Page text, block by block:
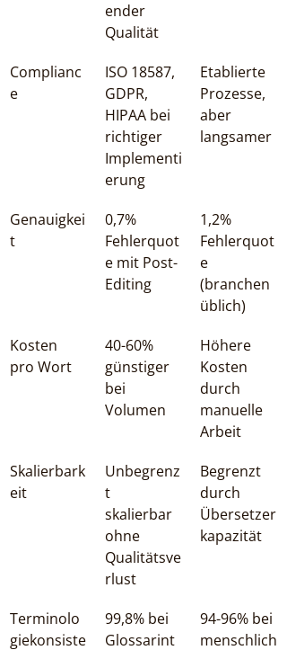
ender
Qualität
Complianc
e
ISO 18587,
GDPR,
HIPAA bei
richtiger
Implementi
erung
Etablierte
Prozesse,
aber
langsamer
Genauigkei
t
0,7%
Fehlerquot
e mit Post-
Editing
1,2%
Fehlerquot
e
(branchen
üblich)
Kosten
pro Wort
40-60%
günstiger
bei
Volumen
Höhere
Kosten
durch
manuelle
Arbeit
Skalierbark
eit
Unbegrenz
t
skalierbar
ohne
Qualitätsve
rlust
Begrenzt
durch
Übersetzer
kapazität
Terminolo
giekonsiste
99,8% bei
Glossarint
94-96% bei
menschlich